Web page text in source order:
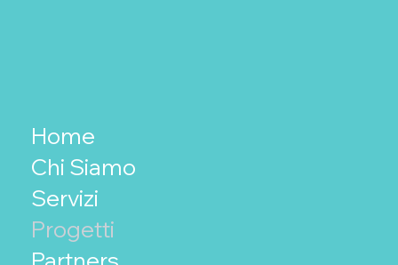
Home
Chi Siamo
Servizi
Progetti